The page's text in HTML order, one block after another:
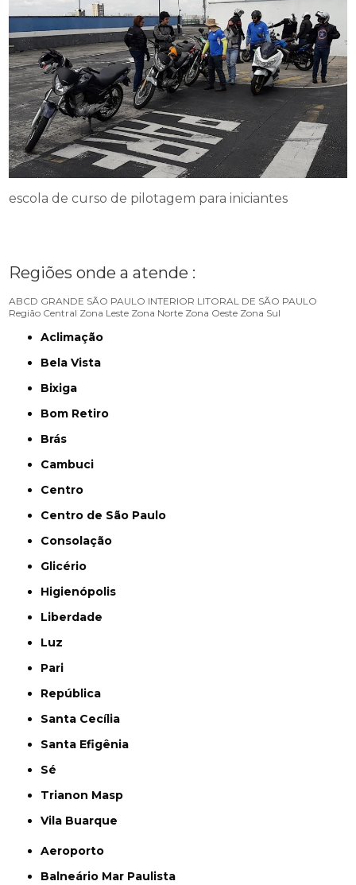
escola de curso de pilotagem para iniciantes
Regiões onde a atende :
ABCD GRANDE SÃO PAULO INTERIOR LITORAL DE SÃO PAULO
Região Central Zona Leste Zona Norte Zona Oeste Zona Sul
Aclimação
Bela Vista
Bixiga
Bom Retiro
Brás
Cambuci
Centro
Centro de São Paulo
Consolação
Glicério
Higienópolis
Liberdade
Luz
Pari
República
Santa Cecília
Santa Efigênia
Sé
Trianon Masp
Vila Buarque
Aeroporto
Balneário Mar Paulista